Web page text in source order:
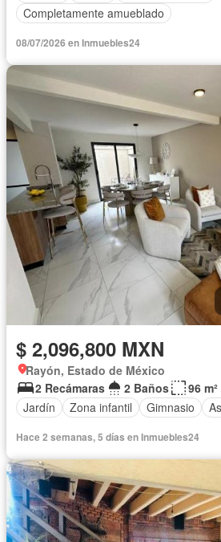
Completamente amueblado
08/07/2026 en Inmuebles24
$ 2,096,800 MXN
Rayón, Estado de México
2 Recámaras
2 Baños
96 m²
Jardín
Zona infantil Gimnasio
Hace 2 semanas, 5 días en Inmuebles24